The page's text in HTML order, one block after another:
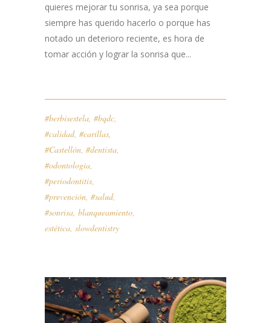
quieres mejorar tu sonrisa, ya sea porque
siempre has querido hacerlo o porque has
notado un deterioro reciente, es hora de
tomar acción y lograr la sonrisa que...
#berbisestela, #bqdc,
#calidad, #carillas,
#Castellón, #dentista,
#odontologia,
#periodontitis,
#prevención, #salud,
#sonrisa, blanqueamiento,
estética, slowdentistry